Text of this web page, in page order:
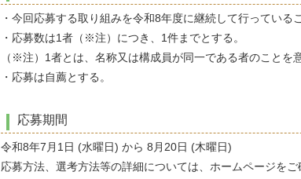
・今回応募する取り組みを令和8年度に継続して行っているこ
・応募数は1者（※注）につき、1件までとする。
（※注）1者とは、名称又は構成員が同一である者のことを
・応募は自薦とする。
応募期間
令和8年7月1日 (水曜日) から 8月20日 (木曜日)
応募方法、選考方法等の詳細については、ホームページをご